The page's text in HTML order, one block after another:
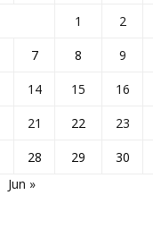
1 2
7 8 9
14 15 16
21 22 23
28 29 30
Jun »